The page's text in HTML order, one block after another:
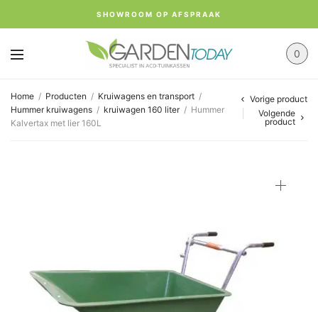
SHOWROOM OP AFSPRAAK
0
Home / Producten / Kruiwagens en transport /
Hummer kruiwagens / kruiwagen 160 liter / Hummer
Kalvertax met lier 160L
Vorige product
Volgende
product